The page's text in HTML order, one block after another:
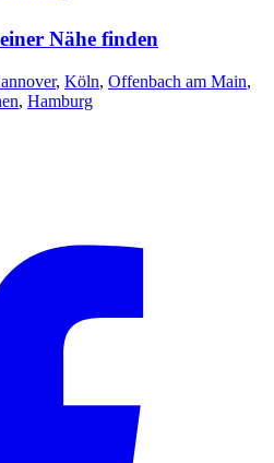
Nähe finden
, Köln, Offenbach am Main,
, Hamburg